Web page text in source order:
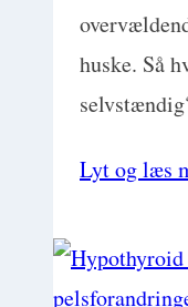
huske. Så
Lyt og læs